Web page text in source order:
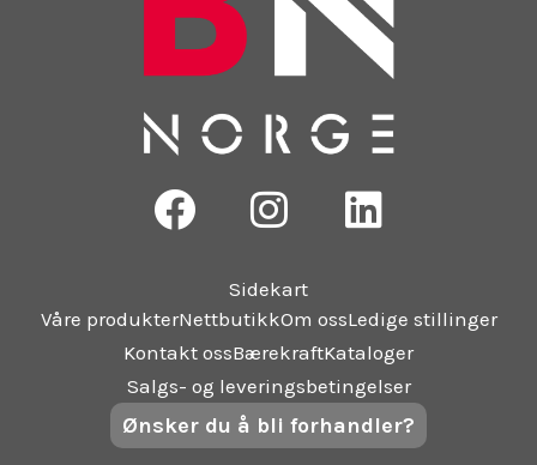
F
a
e
b
o
o
I
n
s
t
a
g
r
L
i
k
e
d
i
Sidekart
Våre produkterNettbutikkOm ossLedige stillinger
Kontakt ossBærekraftKataloger
Salgs- og leveringsbetingelser
Ønsker du å bli forhandler?